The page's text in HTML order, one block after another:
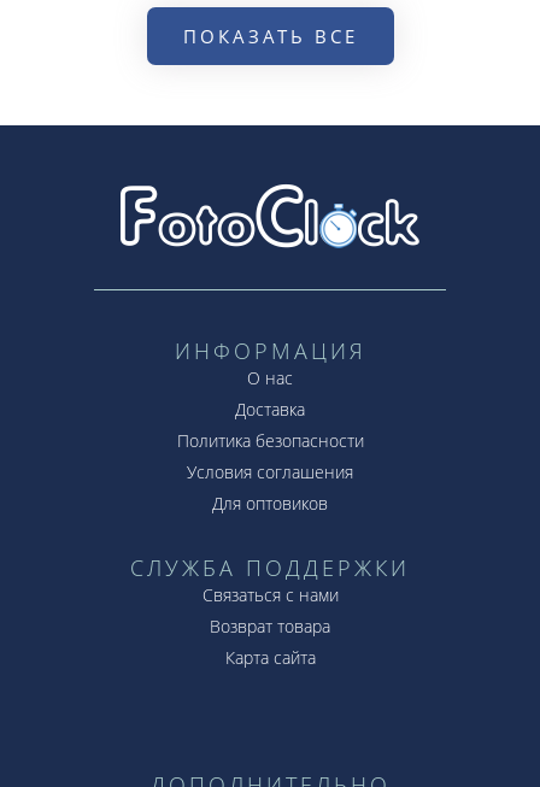
ПОКАЗАТЬ ВСЕ
ИНФОРМАЦИЯ
О нас
Доставка
Политика безопасности
Условия соглашения
Для оптовиков
СЛУЖБА ПОДДЕРЖКИ
Связаться с нами
Возврат товара
Карта сайта